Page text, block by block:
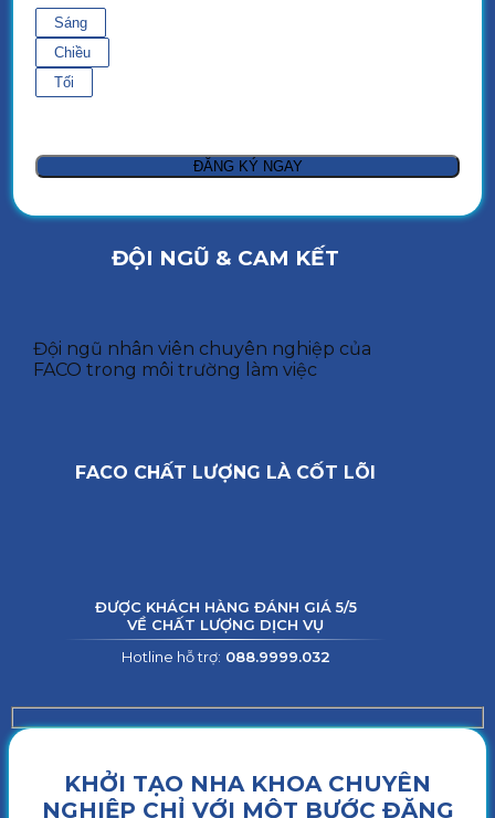
Sáng
Chiều
Tối
ĐỘI NGŨ & CAM KẾT
Đội ngũ nhân viên chuyên nghiệp của
FACO trong môi trường làm việc
FACO CHẤT LƯỢNG LÀ CỐT LÕI
ĐƯỢC KHÁCH HÀNG ĐÁNH GIÁ 5/5
VỀ CHẤT LƯỢNG DỊCH VỤ
Hotline hỗ trợ: 088.9999.032
KHỞI TẠO NHA KHOA CHUYÊN
NGHIỆP CHỈ VỚI MỘT BƯỚC ĐĂNG